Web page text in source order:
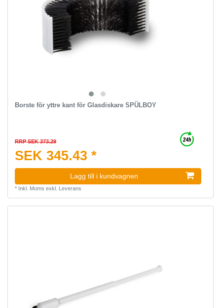
Borste för yttre kant för Glasdiskare SPÜLBOY
RRP SEK 373.29
SEK 345.43 *
Lagg till i kundvagnen
* Inkl. Moms exkl. Leverans